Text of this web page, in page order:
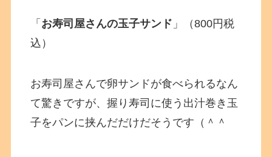
「 お寿司屋さんの玉子サンド 」（800円税
込）
お寿司屋さんで卵サンドが食べられるなん
て驚きですが、握り寿司に使う出汁巻き玉
子をパンに挟んだだけだそうです（＾＾